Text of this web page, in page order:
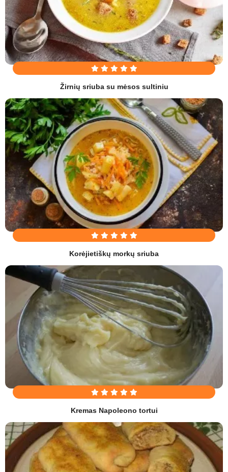
Žirnių sriuba su mėsos sultiniu
Korėjietiškų morkų sriuba
Kremas Napoleono tortui